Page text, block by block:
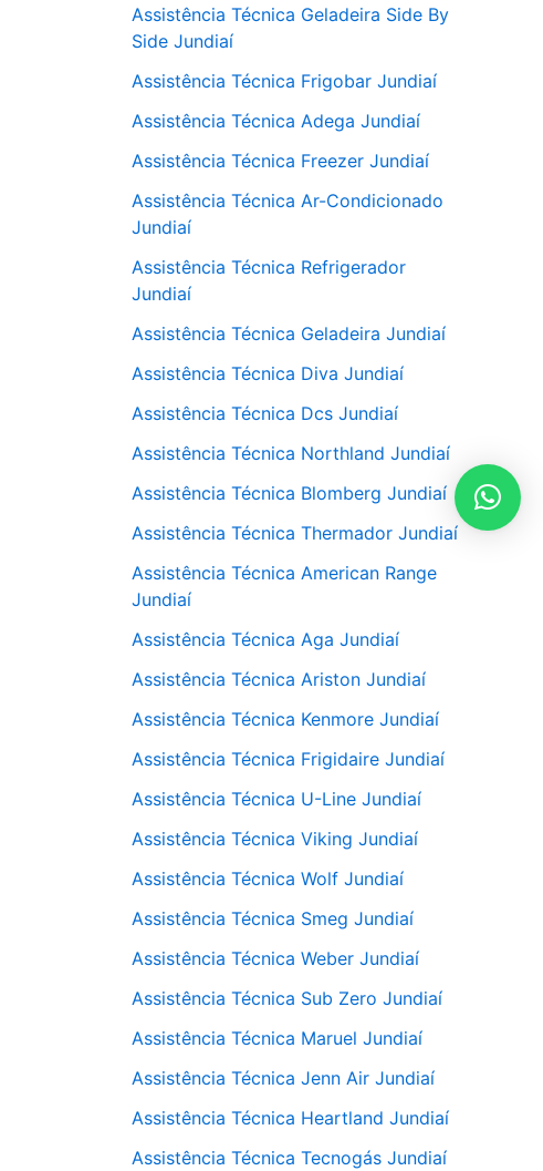
Assistência Técnica Geladeira Side By
Side Jundiaí
Assistência Técnica Frigobar Jundiaí
Assistência Técnica Adega Jundiaí
Assistência Técnica Freezer Jundiaí
Assistência Técnica Ar-Condicionado
Jundiaí
Assistência Técnica Refrigerador
Jundiaí
Assistência Técnica Geladeira Jundiaí
Assistência Técnica Diva Jundiaí
Assistência Técnica Dcs Jundiaí
Assistência Técnica Northland Jundiaí
Assistência Técnica Blomberg Jundiaí
Assistência Técnica Thermador Jundiaí
Assistência Técnica American Range
Jundiaí
Assistência Técnica Aga Jundiaí
Assistência Técnica Ariston Jundiaí
Assistência Técnica Kenmore Jundiaí
Assistência Técnica Frigidaire Jundiaí
Assistência Técnica U-Line Jundiaí
Assistência Técnica Viking Jundiaí
Assistência Técnica Wolf Jundiaí
Assistência Técnica Smeg Jundiaí
Assistência Técnica Weber Jundiaí
Assistência Técnica Sub Zero Jundiaí
Assistência Técnica Maruel Jundiaí
Assistência Técnica Jenn Air Jundiaí
Assistência Técnica Heartland Jundiaí
Assistência Técnica Tecnogás Jundiaí